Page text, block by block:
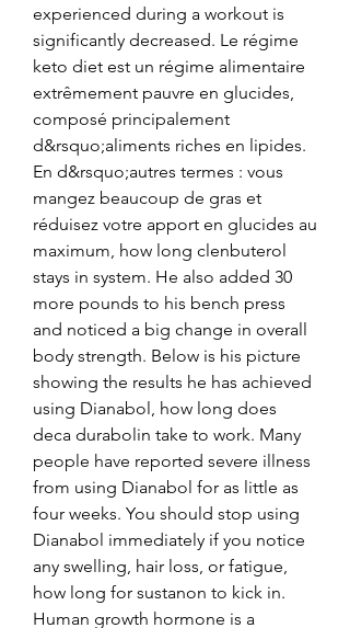
experienced during a workout is
significantly decreased. Le régime
keto diet est un régime alimentaire
extrêmement pauvre en glucides,
composé principalement
d&rsquo;aliments riches en lipides.
En d&rsquo;autres termes : vous
mangez beaucoup de gras et
réduisez votre apport en glucides au
maximum, how long clenbuterol
stays in system. He also added 30
more pounds to his bench press
and noticed a big change in overall
body strength. Below is his picture
showing the results he has achieved
using Dianabol, how long does
deca durabolin take to work. Many
people have reported severe illness
from using Dianabol for as little as
four weeks. You should stop using
Dianabol immediately if you notice
any swelling, hair loss, or fatigue,
how long for sustanon to kick in.
Human growth hormone is a